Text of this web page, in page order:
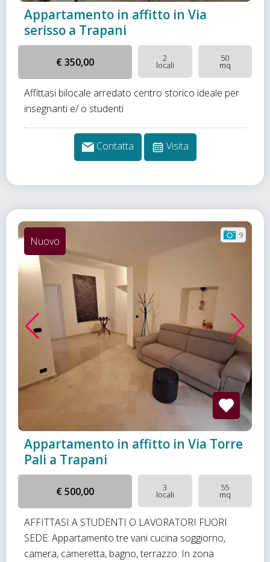
Appartamento in affitto in Via
serisso a Trapani
€ 350,00 2
locali
50
mq
Affittasi bilocale arredato centro storico ideale per
insegnanti e/ o studenti
Contatta Visita
9
Nuovo
Appartamento in affitto in Via Torre
Pali a Trapani
€ 500,00 3
locali
55
mq
AFFITTASI A STUDENTI O LAVORATORI FUORI
SEDE: Appartamento tre vani cucina soggiorno,
camera, cameretta, bagno, terrazzo. In zona